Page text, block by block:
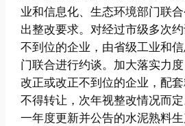
业和信息化、生态环境部门联
出整改要求。对经过市级多次
不到位的企业，由省级工业和
门联合进行约谈。加大落实力
改正或改正不到位的企业，配
不得转让，次年视整改情况而
一年度更新并公告的水泥熟料